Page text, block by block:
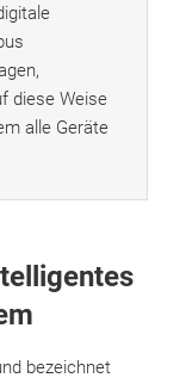
diese Weise
alle Geräte
bezeichnet